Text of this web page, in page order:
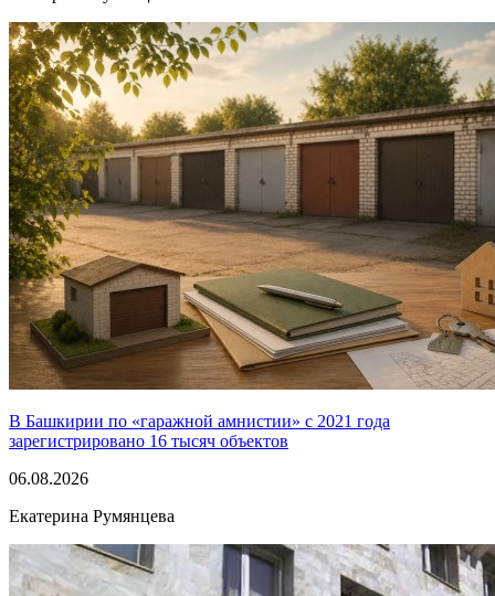
В Башкирии по «гаражной амнистии» с 2021 года
зарегистрировано 16 тысяч объектов
06.08.2026
Екатерина Румянцева